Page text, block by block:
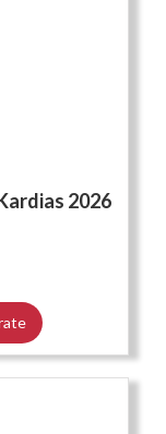
2026